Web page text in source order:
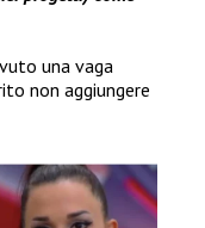
una vaga
non aggiungere